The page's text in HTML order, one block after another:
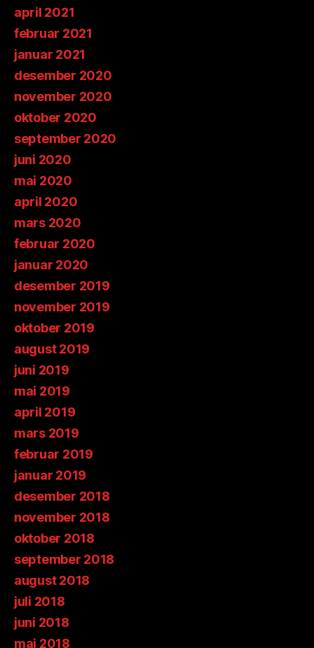
april 2021
februar 2021
januar 2021
desember 2020
november 2020
oktober 2020
september 2020
juni 2020
mai 2020
april 2020
mars 2020
februar 2020
januar 2020
desember 2019
november 2019
oktober 2019
august 2019
juni 2019
mai 2019
april 2019
mars 2019
februar 2019
januar 2019
desember 2018
november 2018
oktober 2018
september 2018
august 2018
juli 2018
juni 2018
mai 2018